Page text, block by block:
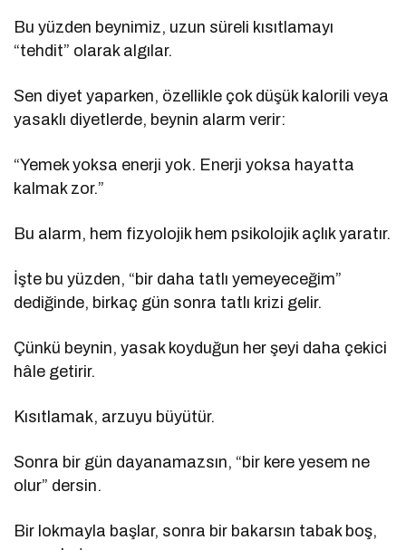
Bu yüzden beynimiz, uzun süreli kısıtlamayı
“tehdit” olarak algılar.
Sen diyet yaparken, özellikle çok düşük kalorili veya
yasaklı diyetlerde, beynin alarm verir:
“Yemek yoksa enerji yok. Enerji yoksa hayatta
kalmak zor.”
Bu alarm, hem fizyolojik hem psikolojik açlık yaratır.
İşte bu yüzden, “bir daha tatlı yemeyeceğim”
dediğinde, birkaç gün sonra tatlı krizi gelir.
Çünkü beynin, yasak koyduğun her şeyi daha çekici
hâle getirir.
Kısıtlamak, arzuyu büyütür.
Sonra bir gün dayanamazsın, “bir kere yesem ne
olur” dersin.
Bir lokmayla başlar, sonra bir bakarsın tabak boş,